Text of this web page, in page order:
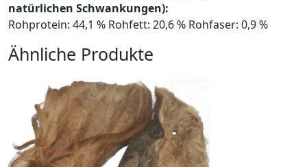
natürlichen Schwankungen):
Rohprotein: 44,1 % Rohfett: 20,6 % Rohfaser: 0,9 %
Ähnliche Produkte